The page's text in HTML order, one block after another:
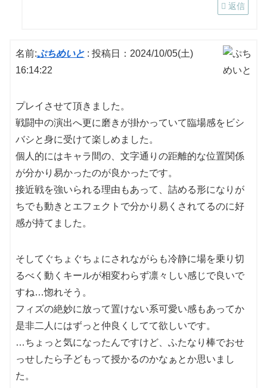
返信
名前:ぷちめいと: 投稿日：2024/10/05(土)
16:14:22
プレイさせて頂きました。
戦闘中の演出へ更に磨きが掛かっていて臨場感をビシ
バシと身に受けて楽しめました。
個人的にはキャラ間の、文字通りの距離的な位置関係
が分かり易かったのが良かったです。
接近戦を強いられる理由もあって、詰める形になりが
ちでも動きとエフェクトで分かり易くされてるのに好
感が持てました。
そしてぐちょぐちょにされながらも冷静に場を乗り切
るべく動くキールが相変わらず凛々しい感じで良いで
すね…惚れそう。
フィズの絶妙に放って置けない系可愛い感もあってか
是非二人にはずっと仲良くしてて欲しいです。
…ちょっと気になったんですけど、ふたなり棒でおせ
っせしたら子どもって授かるのかなぁとか思いまし
た。